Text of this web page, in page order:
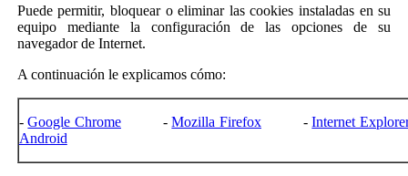
Puede permitir, bloquear o eliminar las cookies instaladas en su
equipo mediante la configuración de las opciones de su
navegador de Internet.
A continuación le explicamos cómo:
-Google Chrome-Mozilla Firefox-Internet
Android